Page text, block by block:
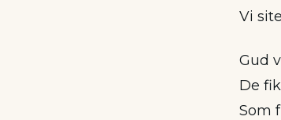
Vi
Gud
De
Som